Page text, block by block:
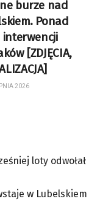
burze nad
Ponad
interwencji
[ZDJĘCIA,
2026
loty odwołał
w Lubelskiem